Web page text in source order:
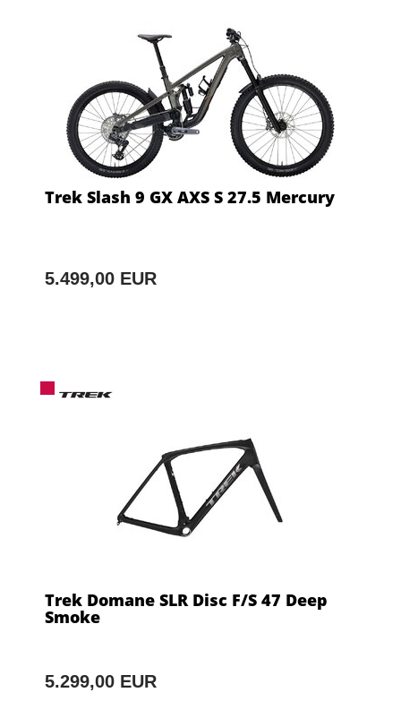
Trek Slash 9 GX AXS S 27.5 Mercury
5.499,00 EUR
Trek Domane SLR Disc F/S 47 Deep
Smoke
5.299,00 EUR